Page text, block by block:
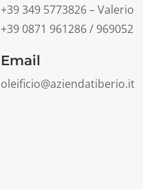
+39 349 5773826 – Valerio
+39 0871 961286 / 969052
Email
oleificio@aziendatiberio.it